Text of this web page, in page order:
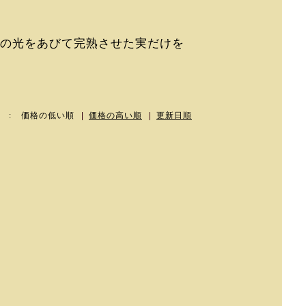
光をあびて完熟させた実だけを
: 価格の低い順 価格の高い順 更新日順